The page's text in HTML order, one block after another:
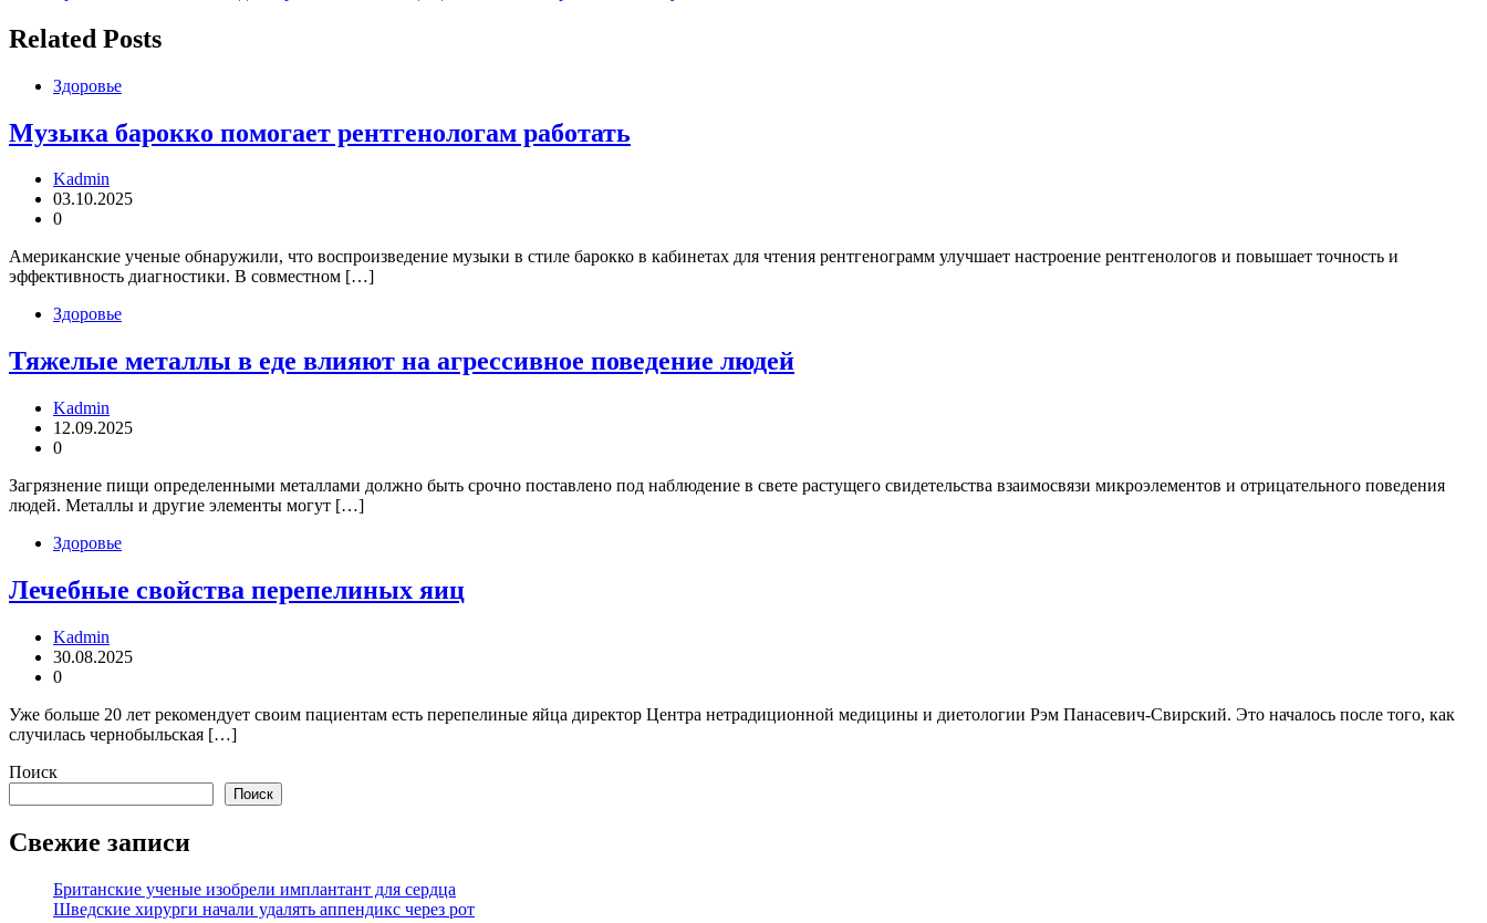
записям
Related Posts
Здоровье
Музыка барокко помогает рентгенологам работать
Kadmin
03.10.2025
0
Американские ученые обнаружили, что воспроизведение музыки в стиле барокко в кабинетах для чтения рентгенограмм улучшает настроение рентгенологов и повышает точность и
эффективность диагностики. В совместном […]
Здоровье
Тяжелые металлы в еде влияют на агрессивное поведение людей
Kadmin
12.09.2025
0
Загрязнение пищи определенными металлами должно быть срочно поставлено под наблюдение в свете растущего свидетельства взаимосвязи микроэлементов и отрицательного поведения
людей. Металлы и другие элементы могут […]
Здоровье
Лечебные свойства перепелиных яиц
Kadmin
30.08.2025
0
Уже больше 20 лет рекомендует своим пациентам есть перепелиные яйца директор Центра нетрадиционной медицины и диетологии Рэм Панасевич-Свирский. Это началось после того, как
случилась чернобыльская […]
Поиск
Поиск
Свежие записи
Британские ученые изобрели имплантант для сердца
Шведские хирурги начали удалять аппендикс через рот